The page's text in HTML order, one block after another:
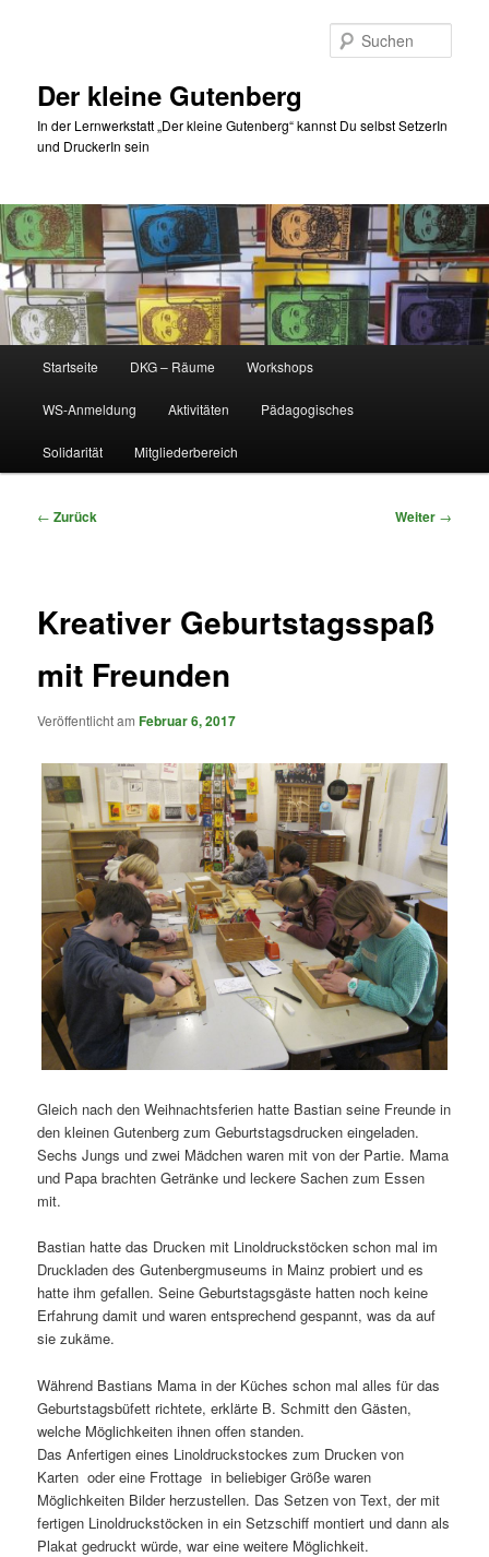
Der kleine Gutenberg
In der Lernwerkstatt „Der kleine Gutenberg“ kannst Du selbst SetzerIn
und DruckerIn sein
Startseite DKG – Räume Workshops
WS-Anmeldung Aktivitäten Pädagogisches
Solidarität Mitgliederbereich
Beitragsnavigation
← Zurück Weiter →
Kreativer Geburtstagsspaß
mit Freunden
Veröffentlicht amFebruar 6, 2017
Gleich nach den Weihnachtsferien hatte Bastian seine Freunde in
den kleinen Gutenberg zum Geburtstagsdrucken eingeladen.
Sechs Jungs und zwei Mädchen waren mit von der Partie. Mama
und Papa brachten Getränke und leckere Sachen zum Essen
mit.
Bastian hatte das Drucken mit Linoldruckstöcken schon mal im
Druckladen des Gutenbergmuseums in Mainz probiert und es
hatte ihm gefallen. Seine Geburtstagsgäste hatten noch keine
Erfahrung damit und waren entsprechend gespannt, was da auf
sie zukäme.
Während Bastians Mama in der Küches schon mal alles für das
Geburtstagsbüfett richtete, erklärte B. Schmitt den Gästen,
welche Möglichkeiten ihnen offen standen.
Das Anfertigen eines Linoldruckstockes zum Drucken von
Karten oder eine Frottage in beliebiger Größe waren
Möglichkeiten Bilder herzustellen. Das Setzen von Text, der mit
fertigen Linoldruckstöcken in ein Setzschiff montiert und dann als
Plakat gedruckt würde, war eine weitere Möglichkeit.